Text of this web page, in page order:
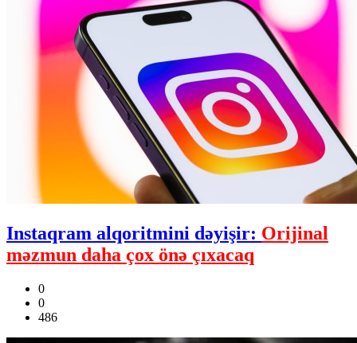
Instaqram alqoritmini dəyişir: Orijinal
məzmun daha çox önə çıxacaq
0
0
486